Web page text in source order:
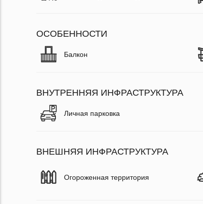
ОСОБЕННОСТИ
Балкон
ВНУТРЕННЯЯ ИНФРАСТРУКТУРА
Личная парковка
ВНЕШНЯЯ ИНФРАСТРУКТУРА
Огороженная территория